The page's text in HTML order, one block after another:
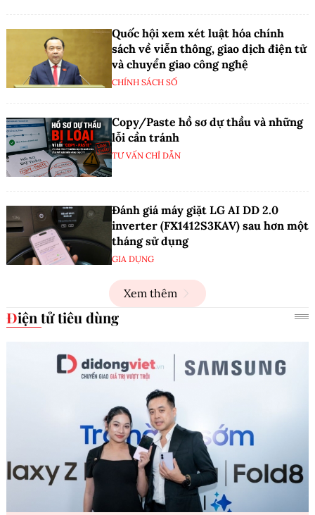
Quốc hội xem xét luật hóa chính
sách về viễn thông, giao dịch điện tử
và chuyển giao công nghệ
CHÍNH SÁCH SỐ
Copy/Paste hồ sơ dự thầu và những
lỗi cần tránh
TƯ VẤN CHỈ DẪN
Đánh giá máy giặt LG AI DD 2.0
inverter (FX1412S3KAV) sau hơn một
tháng sử dụng
GIA DỤNG
Xem thêm
Điện tử tiêu dùng